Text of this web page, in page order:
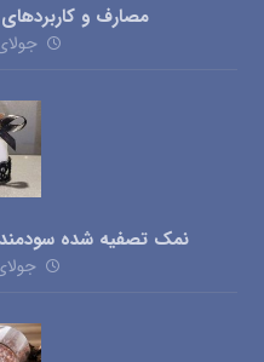
مصارف و
جولای ۱۸,
نمک تصفیه شده
جولای ۳,